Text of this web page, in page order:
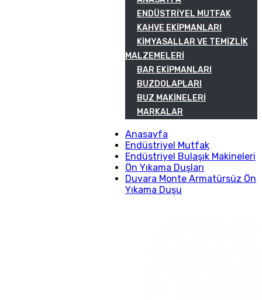
ENDÜSTRIYEL MUTFAK
KAHVE EKIPMANLARI
KIMYASALLAR VE TEMIZLIK
MALZEMELERI
BAR EKIPMANLARI
BUZDOLAPLARI
BUZ MAKINELERI
MARKALAR
Anasayfa
Endüstriyel Mutfak
Endüstriyel Bulaşık Makineleri
Ön Yıkama Duşları
Duvara Monte Armatürsüz Ön
Yıkama Duşu